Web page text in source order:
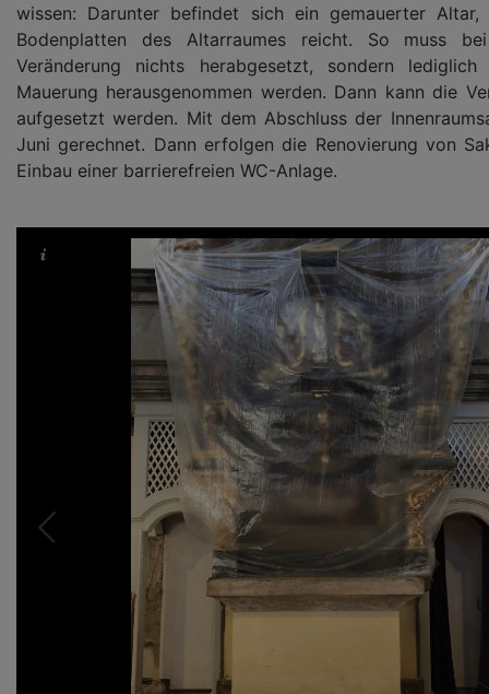
wissen: Darunter befindet sich ein gemauerter
Bodenplatten des Altarraumes reicht. So muss
Veränderung nichts herabgesetzt, sondern
Mauerung herausgenommen werden. Dann kann die
aufgesetzt werden. Mit dem Abschluss der
Juni gerechnet. Dann erfolgen die Renovierung von
Einbau einer barrierefreien WC-Anlage.